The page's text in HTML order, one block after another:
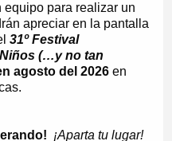
para realizar un
apreciar en la pantalla
31º Festival
(…y no tan
agosto del 2026 en
¡Aparta tu lugar!